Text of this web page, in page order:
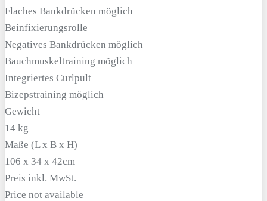
Flaches Bankdrücken möglich
Beinfixierungsrolle
Negatives Bankdrücken möglich
Bauchmuskeltraining möglich
Integriertes Curlpult
Bizepstraining möglich
Gewicht
14 kg
Maße (L x B x H)
106 x 34 x 42cm
Preis inkl. MwSt.
Price not available